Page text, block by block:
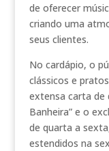
de oferecer
criando uma
seus clientes.
No cardápio, o
clássicos e
extensa carta de
Banheira” e o
de quarta a
estendidos na